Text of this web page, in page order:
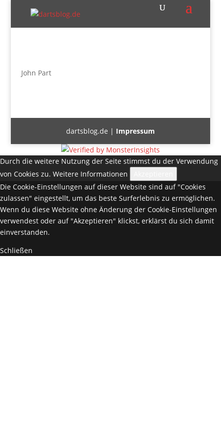
John Part
dartsblog.de | Impressum
Durch die weitere Nutzung der Seite stimmst du der Verwendung
von Cookies zu. Weitere Informationen
Die Cookie-Einstellungen auf dieser Website sind auf "Cookies
zulassen" eingestellt, um das beste Surferlebnis zu ermöglichen.
Wenn du diese Website ohne Änderung der Cookie-Einstellungen
verwendest oder auf "Akzeptieren" klickst, erklärst du sich damit
einverstanden.
Schließen